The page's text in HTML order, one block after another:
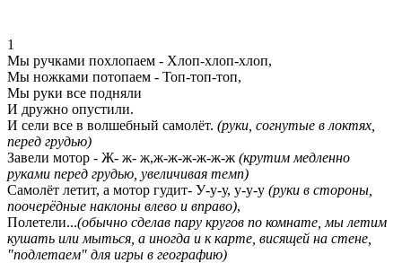
1
Мы ручками похлопаем - Хлоп-хлоп-хлоп,
Мы ножками потопаем - Топ-топ-топ,
Мы руки все подняли
И дружно опустили.
И сели все в волшебный самолёт. (руки, согнутые в локтях,
перед грудью)
Завели мотор - Ж- ж- ж,ж-ж-ж-ж-ж-ж (крутим медленно
руками перед грудью, увеличивая темп)
Самолёт летит, а мотор гудит- У-у-у, у-у-у (руки в стороны,
поочерёдные наклоны влево и вправо),
Полетели...(обычно сделав пару кругов по комнате, мы летим
кушать или мыться, а иногда и к карте, висящей на стене,
"подлетаем" для игры в географию)